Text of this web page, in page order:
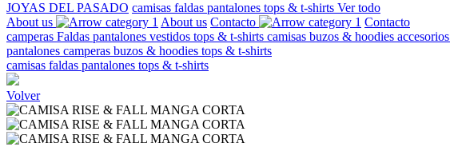
JOYAS DEL PASADO camisas faldas pantalones tops & t-shirts Ver todo
About us
About us Contacto
Contacto
camperas Faldas pantalones vestidos tops & t-shirts camisas buzos & hoodies accesorios
pantalones camperas buzos & hoodies tops & t-shirts
camisas faldas pantalones tops & t-shirts
Volver